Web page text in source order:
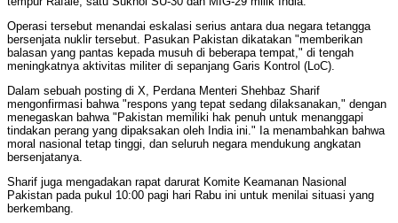
Operasi tersebut menandai eskalasi serius antara dua negara tetangga
bersenjata nuklir tersebut. Pasukan Pakistan dikatakan "memberikan
balasan yang pantas kepada musuh di beberapa tempat," di tengah
meningkatnya aktivitas militer di sepanjang Garis Kontrol (LoC).
Dalam sebuah posting di X, Perdana Menteri Shehbaz Sharif
mengonfirmasi bahwa "respons yang tepat sedang dilaksanakan," dengan
menegaskan bahwa "Pakistan memiliki hak penuh untuk menanggapi
tindakan perang yang dipaksakan oleh India ini." Ia menambahkan bahwa
moral nasional tetap tinggi, dan seluruh negara mendukung angkatan
bersenjatanya.
Sharif juga mengadakan rapat darurat Komite Keamanan Nasional
Pakistan pada pukul 10:00 pagi hari Rabu ini untuk menilai situasi yang
berkembang.